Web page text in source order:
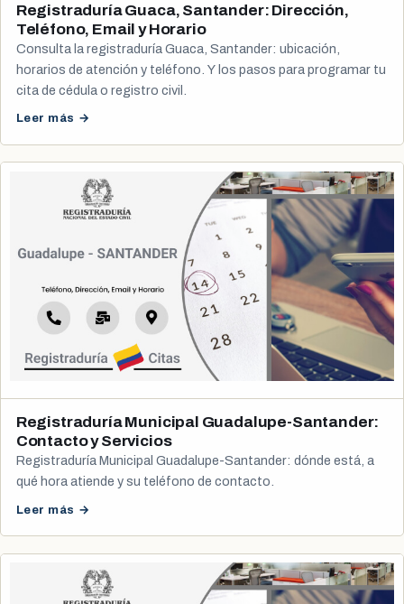
Registraduría Guaca, Santander: Dirección,
Teléfono, Email y Horario
Consulta la registraduría Guaca, Santander: ubicación,
horarios de atención y teléfono. Y los pasos para programar tu
cita de cédula o registro civil.
Leer más →
Registraduría Municipal Guadalupe-Santander:
Contacto y Servicios
Registraduría Municipal Guadalupe-Santander: dónde está, a
qué hora atiende y su teléfono de contacto.
Leer más →